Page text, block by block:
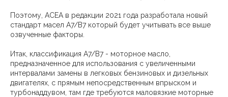
Поэтому, ACEA в редакции 2021 года разработала новый
стандарт масел A7/B7 который будет учитывать все выше
озвученные факторы.
Итак, классификация A7/B7 - моторное масло,
предназначенное для использования с увеличенными
интервалами замены в легковых бензиновых и дизельных
двигателях, с прямым непосредственным впрыском и
турбонаддувом, там где требуются маловязкие моторные